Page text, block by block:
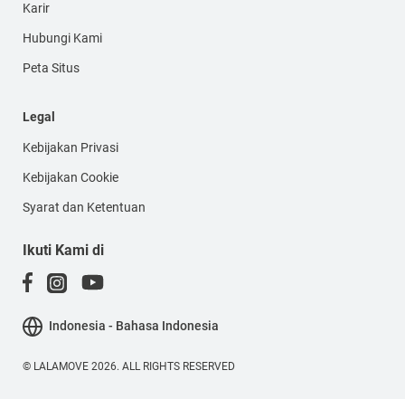
Karir
Hubungi Kami
Peta Situs
Legal
Kebijakan Privasi
Kebijakan Cookie
Syarat dan Ketentuan
Ikuti Kami di
Indonesia - Bahasa Indonesia
© LALAMOVE 2026. ALL RIGHTS RESERVED